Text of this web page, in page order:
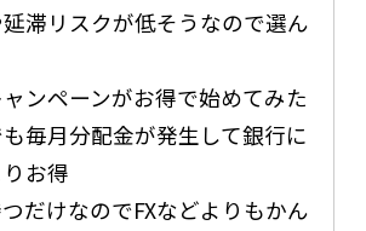
滞リスクが低そうなので選ん
ンペーンがお得で始めてみた
毎月分配金が発生して銀行に
お得
だけなのでFXなどよりもかん